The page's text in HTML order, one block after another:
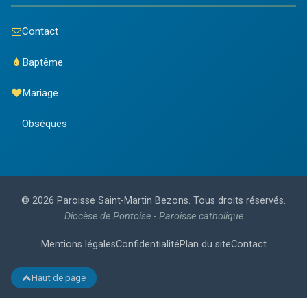
Contact
Baptême
Mariage
Obsèques
© 2026 Paroisse Saint-Martin Bezons. Tous droits réservés.
Diocèse de Pontoise - Paroisse catholique
Mentions légalesConfidentialitéPlan du siteContact
Haut de page